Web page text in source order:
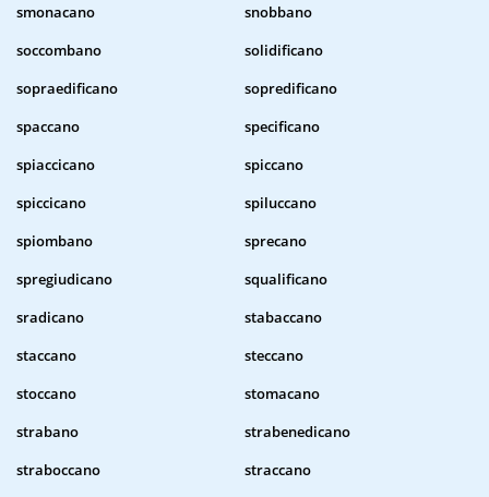
smonacano
snobbano
soccombano
solidificano
sopraedificano
sopredificano
spaccano
specificano
spiaccicano
spiccano
spiccicano
spiluccano
spiombano
sprecano
spregiudicano
squalificano
sradicano
stabaccano
staccano
steccano
stoccano
stomacano
strabano
strabenedicano
straboccano
straccano